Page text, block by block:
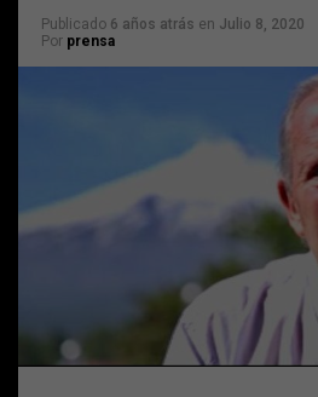
Publicado 6 años atrás en Julio 8, 2020
Por prensa